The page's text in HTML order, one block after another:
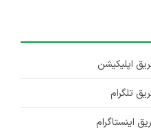
اپلیکیشن
تلگرام
اینستاگرام